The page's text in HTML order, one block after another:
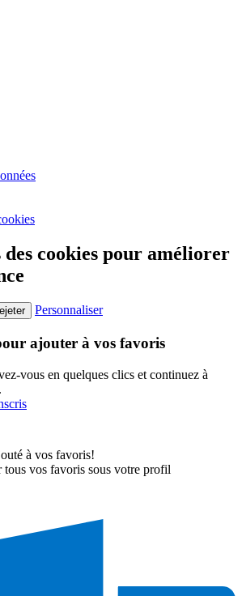
des cookies pour améliorer
Personnaliser
ajouter à vos favoris
vous en quelques clics et continuez à
à vos favoris!
tous vos favoris sous votre profil